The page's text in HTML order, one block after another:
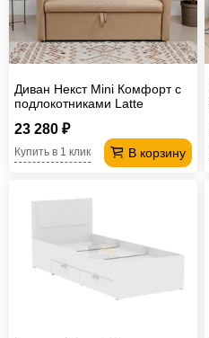
Диван Некст Mini Комфорт с
подлокотниками Latte
23 280 ₽
В корзину
Купить в 1 клик